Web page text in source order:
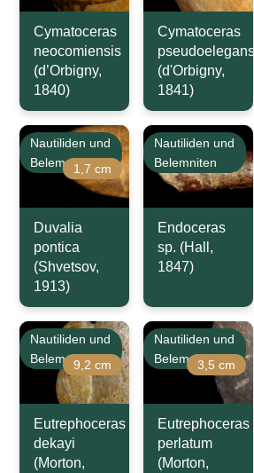
Cymatoceras
neocomiensis
(d’Orbigny,
1840)
Cymatoceras
pseudoelegans
(d'Orbigny,
1841)
Nautiliden und
Belemniten1,7 cm
Duvalia
pontica
(Shvetsov,
1913)
Nautiliden und
Belemniten
Endoceras
sp. (Hall,
1847)
Nautiliden und
Belemniten9,2 cm
Eutrephoceras
dekayi
(Morton,
Nautiliden und
Belemniten3,5 cm
Eutrephoceras
perlatum
(Morton,